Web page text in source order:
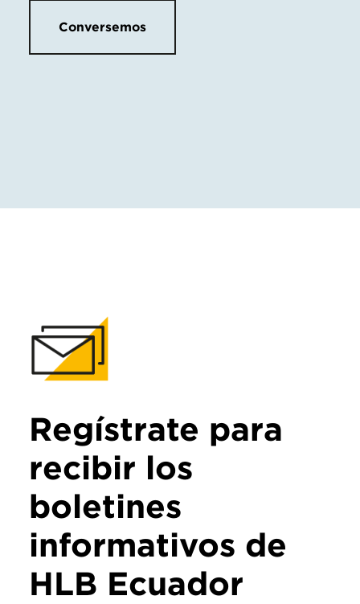
Conversemos
Regístrate para
recibir los
boletines
informativos de
HLB Ecuador